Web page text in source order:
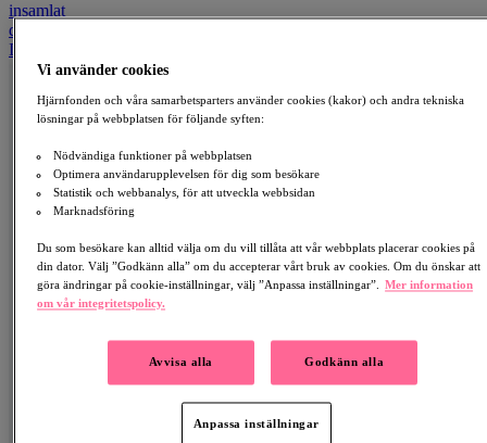
insamlat
dagar kvar
Insamling
Vi använder cookies
Hjärnfonden och våra samarbetsparters använder cookies (kakor) och andra tekniska
lösningar på webbplatsen för följande syften:
Nödvändiga funktioner på webbplatsen
Optimera användarupplevelsen för dig som besökare
Statistik och webbanalys, för att utveckla webbsidan
Marknadsföring
Du som besökare kan alltid välja om du vill tillåta att vår webbplats placerar cookies på
din dator. Välj ”Godkänn alla” om du accepterar vårt bruk av cookies. Om du önskar att
göra ändringar på cookie-inställningar, välj ”Anpassa inställningar”.
Mer information
om vår integritetspolicy.
Avvisa alla Godkänn alla
Anpassa inställningar